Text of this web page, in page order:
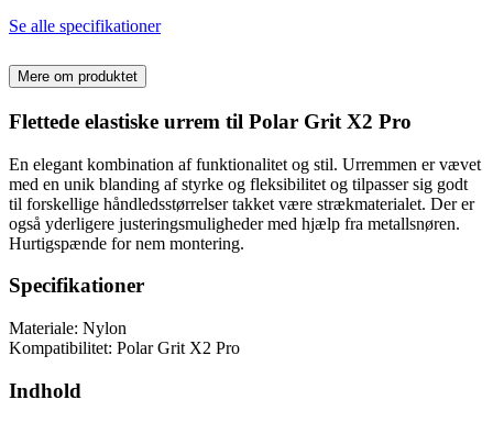
Se alle specifikationer
Mere om produktet
Flettede elastiske urrem til Polar Grit X2 Pro
En elegant kombination af funktionalitet og stil. Urremmen er vævet
med en unik blanding af styrke og fleksibilitet og tilpasser sig godt
til forskellige håndledsstørrelser takket være strækmaterialet. Der er
også yderligere justeringsmuligheder med hjælp fra metallsnøren.
Hurtigspænde for nem montering.
Specifikationer
Materiale: Nylon
Kompatibilitet: Polar Grit X2 Pro
Indhold